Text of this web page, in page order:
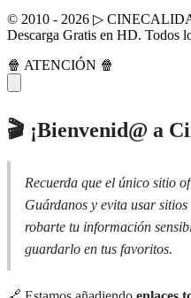
© 2010 - 2026 ▷
Descarga Gratis en HD. Todos
🍿 ATENCIÓN 🍿
🎬 ¡Bienvenid@ a
Recuerda que el único sitio
Guárdanos y evita usar
robarte tu información
guardarlo en tus favoritos.